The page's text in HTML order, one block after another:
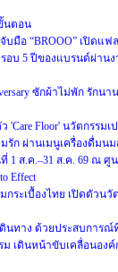
นตอน
มือ “BROOO” เปิดแ
อบ 5 ปีของแบรนด์ผ่าน
ซักผ้าไม่พัก รักน
Floor' นวัตกรรม
ก ผ่านเมนูเครื่องดื่มน
ส.ค.–31 ส.ค. 69 ณ ศู
Effect
ระเบื้องไทย เปิดตัวนวั
ทาง ด้วยประสบการณ์
เดินหน้าขับเคลื่อนอง